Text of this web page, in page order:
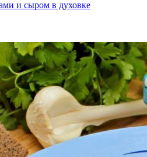
и сыром в духовке